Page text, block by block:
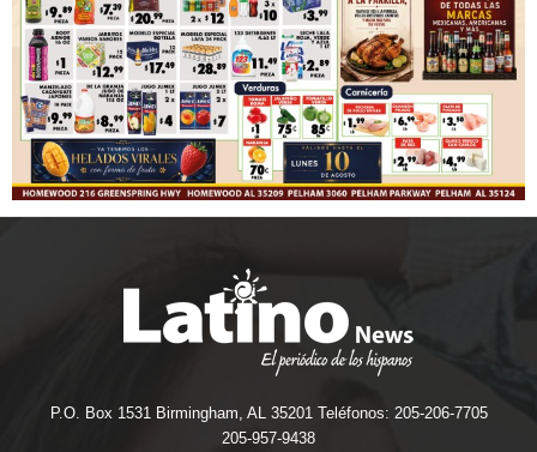
P.O. Box 1531 Birmingham, AL 35201 Teléfonos: 205-206-7705
205-957-9438